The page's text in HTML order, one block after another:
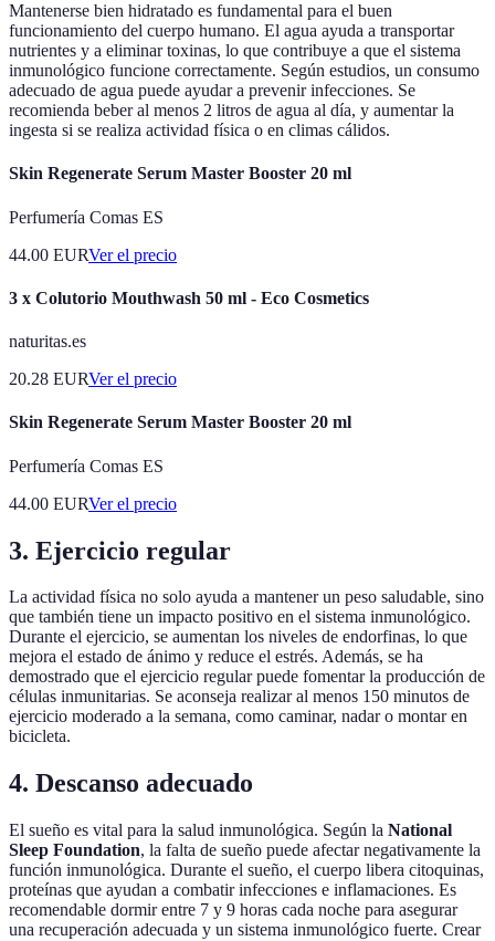
Mantenerse bien hidratado es fundamental para el buen
funcionamiento del cuerpo humano. El agua ayuda a transportar
nutrientes y a eliminar toxinas, lo que contribuye a que el sistema
inmunológico funcione correctamente. Según estudios, un consumo
adecuado de agua puede ayudar a prevenir infecciones. Se
recomienda beber al menos 2 litros de agua al día, y aumentar la
ingesta si se realiza actividad física o en climas cálidos.
Skin Regenerate Serum Master Booster 20 ml
Perfumería Comas ES
44.00 EURVer el precio
3 x Colutorio Mouthwash 50 ml - Eco Cosmetics
naturitas.es
20.28 EURVer el precio
Skin Regenerate Serum Master Booster 20 ml
Perfumería Comas ES
44.00 EURVer el precio
3. Ejercicio regular
La actividad física no solo ayuda a mantener un peso saludable, sino
que también tiene un impacto positivo en el sistema inmunológico.
Durante el ejercicio, se aumentan los niveles de endorfinas, lo que
mejora el estado de ánimo y reduce el estrés. Además, se ha
demostrado que el ejercicio regular puede fomentar la producción de
células inmunitarias. Se aconseja realizar al menos 150 minutos de
ejercicio moderado a la semana, como caminar, nadar o montar en
bicicleta.
4. Descanso adecuado
El sueño es vital para la salud inmunológica. Según la National
Sleep Foundation, la falta de sueño puede afectar negativamente la
función inmunológica. Durante el sueño, el cuerpo libera citoquinas,
proteínas que ayudan a combatir infecciones e inflamaciones. Es
recomendable dormir entre 7 y 9 horas cada noche para asegurar
una recuperación adecuada y un sistema inmunológico fuerte. Crear